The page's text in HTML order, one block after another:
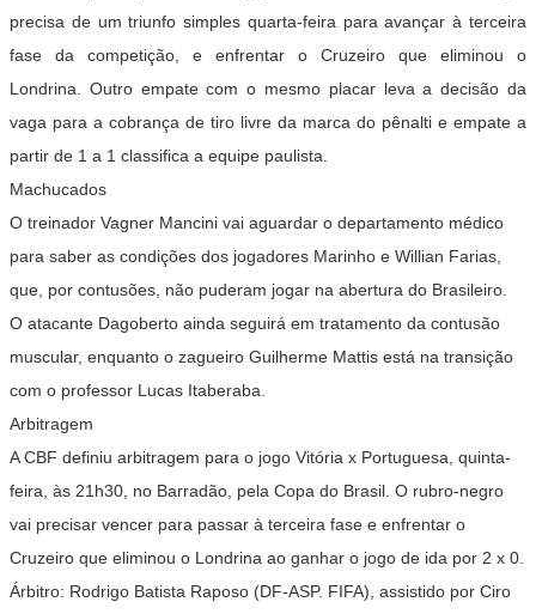
precisa de um triunfo simples quarta-feira para avançar à terceira
fase da competição, e enfrentar o Cruzeiro que eliminou o
Londrina. Outro empate com o mesmo placar leva a decisão da
vaga para a cobrança de tiro livre da marca do pênalti e empate a
partir de 1 a 1 classifica a equipe paulista.
Machucados
O treinador Vagner Mancini vai aguardar o departamento médico
para saber as condições dos jogadores Marinho e Willian Farias,
que, por contusões, não puderam jogar na abertura do Brasileiro.
O atacante Dagoberto ainda seguirá em tratamento da contusão
muscular, enquanto o zagueiro Guilherme Mattis está na transição
com o professor Lucas Itaberaba.
Arbitragem
A CBF definiu arbitragem para o jogo Vitória x Portuguesa, quinta-
feira, às 21h30, no Barradão, pela Copa do Brasil. O rubro-negro
vai precisar vencer para passar à terceira fase e enfrentar o
Cruzeiro que eliminou o Londrina ao ganhar o jogo de ida por 2 x 0.
Árbitro: Rodrigo Batista Raposo (DF-ASP. FIFA), assistido por Ciro